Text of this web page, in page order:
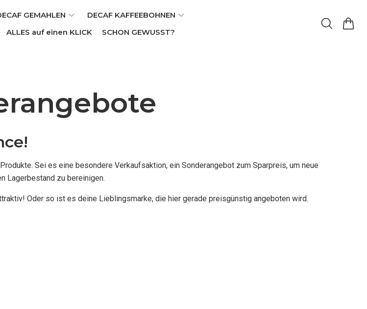
GEMAHLEN
DECAF KAFFEEBOHNEN
ALLES auf einen KLICK SCHON GEWUSST?
Sei es eine besondere Verkaufsaktion, ein Sonderangebot zum Sparpreis, um neue
Lagerbestand zu bereinigen.
Oder so ist es deine Lieblingsmarke, die hier gerade preisgünstig angeboten wird.